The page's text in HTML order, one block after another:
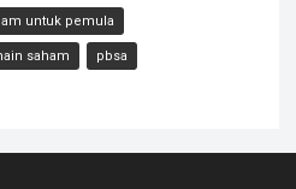
untuk pemula
saham pbsa